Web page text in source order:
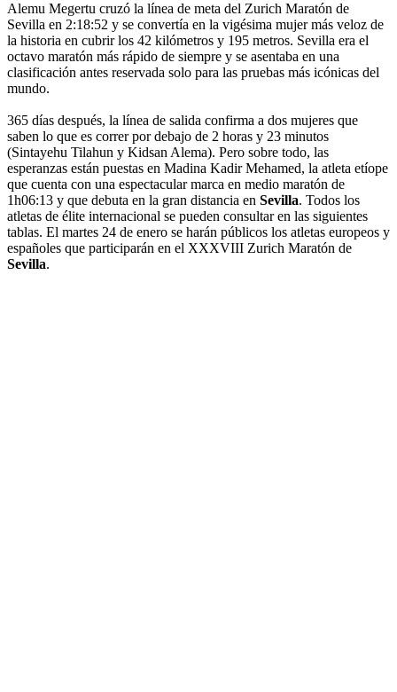
Alemu Megertu cruzó la línea de meta del Zurich Maratón de
Sevilla en 2:18:52 y se convertía en la vigésima mujer más veloz de
la historia en cubrir los 42 kilómetros y 195 metros. Sevilla era el
octavo maratón más rápido de siempre y se asentaba en una
clasificación antes reservada solo para las pruebas más icónicas del
mundo.
365 días después, la línea de salida confirma a dos mujeres que
saben lo que es correr por debajo de 2 horas y 23 minutos
(Sintayehu Tilahun y Kidsan Alema). Pero sobre todo, las
esperanzas están puestas en Madina Kadir Mehamed, la atleta etíope
que cuenta con una espectacular marca en medio maratón de
1h06:13 y que debuta en la gran distancia en Sevilla. Todos los
atletas de élite internacional se pueden consultar en las siguientes
tablas. El martes 24 de enero se harán públicos los atletas europeos y
españoles que participarán en el XXXVIII Zurich Maratón de
Sevilla.